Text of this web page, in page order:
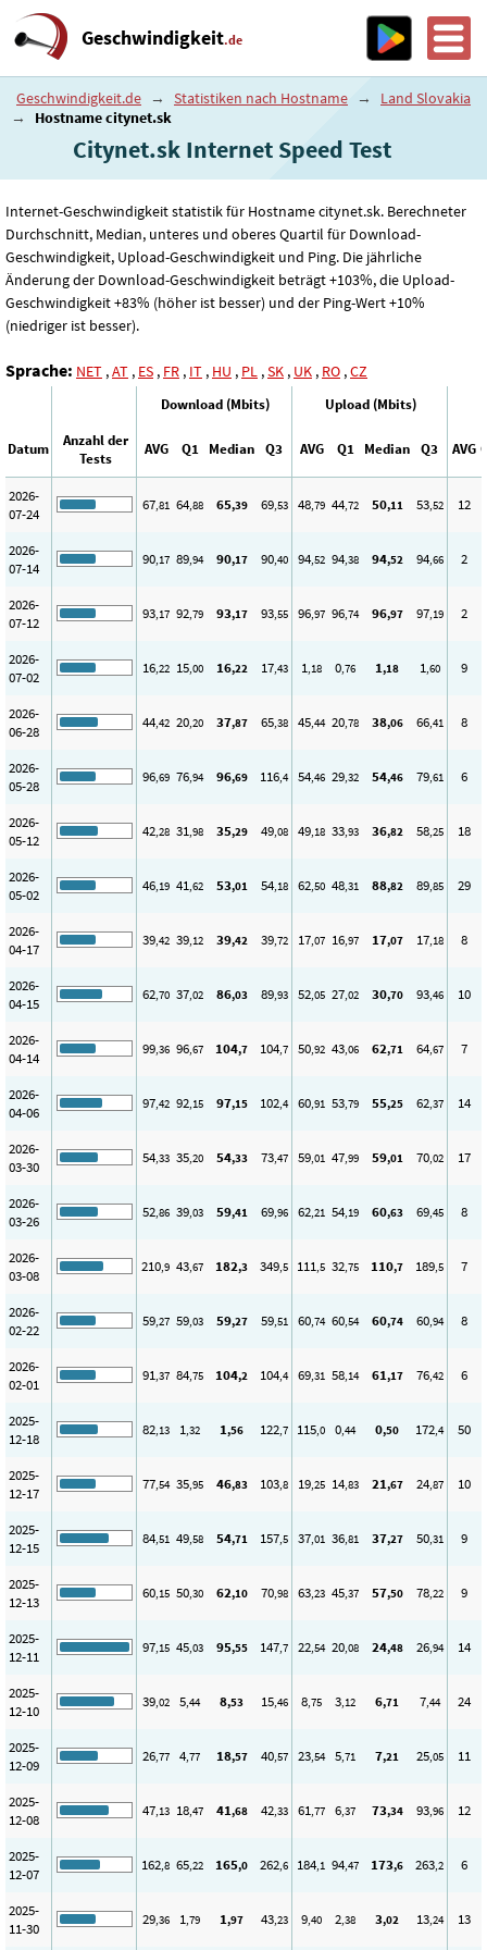
Geschwindigkeit.de
Geschwindigkeit.de → Statistiken nach Hostname →
Land Slovakia
→
Hostname citynet.sk
Citynet.sk Internet Speed ​​Test
Internet-Geschwindigkeit statistik für Hostname citynet.sk. Berechneter
Durchschnitt, Median, unteres und oberes Quartil für Download-
Geschwindigkeit, Upload-Geschwindigkeit und Ping. Die jährliche
Änderung der Download-Geschwindigkeit beträgt +103%, die Upload-
Geschwindigkeit +83% (höher ist besser) und der Ping-Wert +10%
(niedriger ist besser).
Sprache: NET ,AT , ES , FR , IT , HU , PL ,SK , UK , RO ,CZ
Download (Mbits) Upload (Mbits)
Datum
Anzahl der
Tests
AVG Q1 Median Q3 AVG Q1 Median Q3 AVG
2026-
07-24
67,81 64,88 65,39 69,53 48,79 44,72 50,11 53,52 12
2026-
07-14
90,17 89,94 90,17 90,40 94,52 94,38 94,52 94,66 2
2026-
07-12
93,17 92,79 93,17 93,55 96,97 96,74 96,97 97,19 2
2026-
07-02
16,22 15,00 16,22 17,43 1,18 0,76 1,18 1,60 9
2026-
06-28
44,42 20,20 37,87 65,38 45,44 20,78 38,06 66,41 8
2026-
05-28
96,69 76,94 96,69 116,4 54,46 29,32 54,46 79,61 6
2026-
05-12
42,28 31,98 35,29 49,08 49,18 33,93 36,82 58,25 18
2026-
05-02
46,19 41,62 53,01 54,18 62,50 48,31 88,82 89,85 29
2026-
04-17
39,42 39,12 39,42 39,72 17,07 16,97 17,07 17,18 8
2026-
04-15
62,70 37,02 86,03 89,93 52,05 27,02 30,70 93,46 10
2026-
04-14
99,36 96,67 104,7 104,7 50,92 43,06 62,71 64,67 7
2026-
04-06
97,42 92,15 97,15 102,4 60,91 53,79 55,25 62,37 14
2026-
03-30
54,33 35,20 54,33 73,47 59,01 47,99 59,01 70,02 17
2026-
03-26
52,86 39,03 59,41 69,96 62,21 54,19 60,63 69,45 8
2026-
03-08
210,9 43,67 182,3 349,5 111,5 32,75 110,7 189,5 7
2026-
02-22
59,27 59,03 59,27 59,51 60,74 60,54 60,74 60,94 8
2026-
02-01
91,37 84,75 104,2 104,4 69,31 58,14 61,17 76,42 6
2025-
12-18
82,13 1,32 1,56 122,7 115,0 0,44 0,50 172,4 50
2025-
12-17
77,54 35,95 46,83 103,8 19,25 14,83 21,67 24,87 10
2025-
12-15
84,51 49,58 54,71 157,5 37,01 36,81 37,27 50,31 9
2025-
12-13
60,15 50,30 62,10 70,98 63,23 45,37 57,50 78,22 9
2025-
12-11
97,15 45,03 95,55 147,7 22,54 20,08 24,48 26,94 14
2025-
12-10
39,02 5,44 8,53 15,46 8,75 3,12 6,71 7,44 24
2025-
12-09
26,77 4,77 18,57 40,57 23,54 5,71 7,21 25,05 11
2025-
12-08
47,13 18,47 41,68 42,33 61,77 6,37 73,34 93,96 12
2025-
12-07
162,8 65,22 165,0 262,6 184,1 94,47 173,6 263,2 6
2025-
11-30
29,36 1,79 1,97 43,23 9,40 2,38 3,02 13,24 13